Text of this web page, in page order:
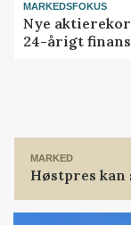
MARKEDSFOKUS
Nye
24-årigt
MARKED
Høstpres